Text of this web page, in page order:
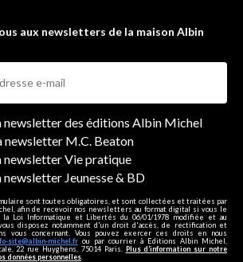
aux newsletters de la maison Albin
newsletter des éditions Albin Michel
newsletter M.C. Beaton
newsletter Vie pratique
newsletter Jeunesse & BD
sont toutes obligatoires, et sont collectées et traitées par
afin de recevoir nos newsletters au format digital si vous le
la Loi Informatique et Libertés du 06/01/1978 modifiée et au
disposez notamment d'un droit d'accès, de rectification et
vous concernant. Vous pouvez exercer ces droits en nous
site@albin-michel.fr ou par courrier à Editions Albin Michel,
22 rue Huyghens, 75014 Paris. Plus d’information sur notre
données personnelles